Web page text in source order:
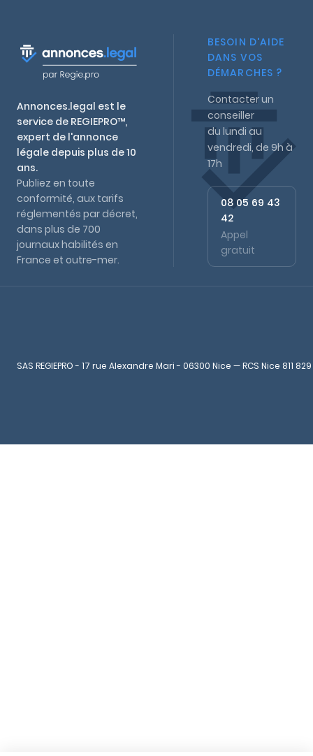
Annonces.legal est le
service de REGIEPRO™,
expert de l'annonce
légale depuis plus de 10
ans.
Publiez en toute
conformité, aux tarifs
réglementés par décret,
dans plus de 700
journaux habilités en
France et outre-mer.
BESOIN D'AIDE
DANS VOS
DÉMARCHES ?
Contacter un
conseiller
du lundi au
vendredi, de 9h à
17h
08 05 69 43
42
Appel
gratuit
SAS REGIEPRO - 17 rue Alexandre Mari - 06300 Nice — RCS Nice 811